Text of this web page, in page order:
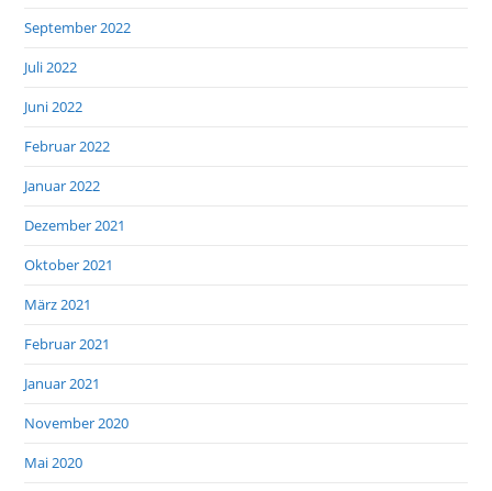
September 2022
Juli 2022
Juni 2022
Februar 2022
Januar 2022
Dezember 2021
Oktober 2021
März 2021
Februar 2021
Januar 2021
November 2020
Mai 2020